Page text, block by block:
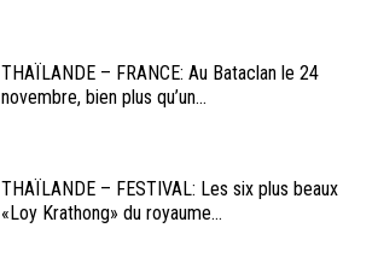
THAÏLANDE – FRANCE: Au Bataclan le 24
novembre, bien plus qu’un...
THAÏLANDE – FESTIVAL: Les six plus beaux
«Loy Krathong» du royaume...